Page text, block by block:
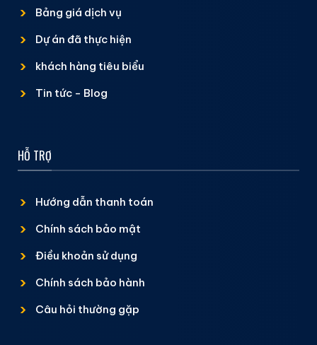
Bảng giá dịch vụ
Dự án đã thực hiện
khách hàng tiêu biểu
Tin tức - Blog
HỖ TRỢ
Hướng dẫn thanh toán
Chính sách bảo mật
Điều khoản sử dụng
Chính sách bảo hành
Câu hỏi thường gặp